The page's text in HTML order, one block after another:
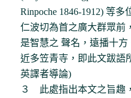
Rinpoche 1846-1912)
仁波切為首之廣大群眾前
是智慧之 聲名，遠播十
近多笠青寺，即此文跋語
英譯者導論)
３ 此處指出本文之旨趣